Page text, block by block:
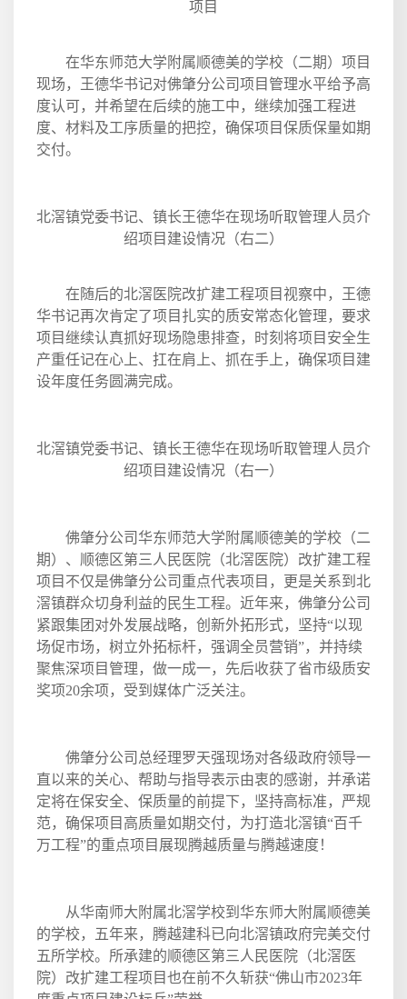
项目
在华东师范大学附属顺德美的学校（二期）项目
现场，王德华书记对佛肇分公司项目管理水平给予高
度认可，并希望在后续的施工中，继续加强工程进
度、材料及工序质量的把控，确保项目保质保量如期
交付。
北滘镇党委书记、镇长王德华在现场听取管理人员介
绍项目建设情况（右二）
在随后的北滘医院改扩建工程项目视察中，王德
华书记再次肯定了项目扎实的质安常态化管理，要求
项目继续认真抓好现场隐患排查，时刻将项目安全生
产重任记在心上、扛在肩上、抓在手上，确保项目建
设年度任务圆满完成。
北滘镇党委书记、镇长王德华在现场听取管理人员介
绍项目建设情况（右一）
佛肇分公司华东师范大学附属顺德美的学校（二
期）、顺德区第三人民医院（北滘医院）改扩建工程
项目不仅是佛肇分公司重点代表项目，更是关系到北
滘镇群众切身利益的民生工程。近年来，佛肇分公司
紧跟集团对外发展战略，创新外拓形式，坚持“以现
场促市场，树立外拓标杆，强调全员营销”，并持续
聚焦深项目管理，做一成一，先后收获了省市级质安
奖项20余项，受到媒体广泛关注。
佛肇分公司总经理罗天强现场对各级政府领导一
直以来的关心、帮助与指导表示由衷的感谢，并承诺
定将在保安全、保质量的前提下，坚持高标准，严规
范，确保项目高质量如期交付，为打造北滘镇“百千
万工程”的重点项目展现腾越质量与腾越速度！
从华南师大附属北滘学校到华东师大附属顺德美
的学校，五年来，腾越建科已向北滘镇政府完美交付
五所学校。所承建的顺德区第三人民医院（北滘医
院）改扩建工程项目也在前不久斩获“佛山市2023年